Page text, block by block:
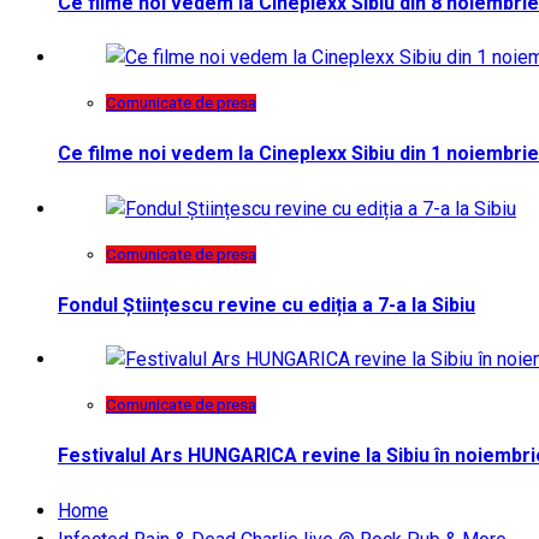
Comunicate de presa
Ce filme noi vedem la Cineplexx Sibiu din 1 noiembrie
Comunicate de presa
Fondul Științescu revine cu ediția a 7-a la Sibiu
Comunicate de presa
Festivalul Ars HUNGARICA revine la Sibiu în
Home